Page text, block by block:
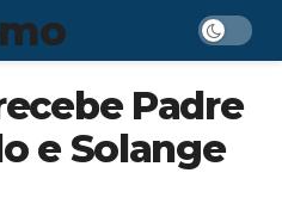
Padre
e Solange